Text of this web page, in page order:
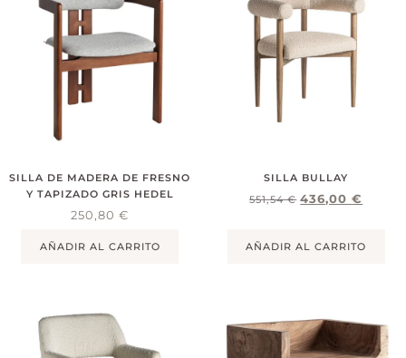
SILLA DE MADERA DE FRESNO
Y TAPIZADO GRIS HEDEL
250,80€
AÑADIR AL CARRITO
SILLA BULLAY
551,54€ 436,00€
AÑADIR AL CARRITO